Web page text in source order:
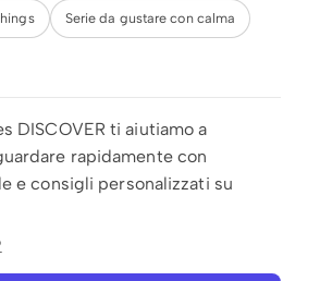
Serie da gustare con calma
DISCOVER ti aiutiamo a
rapidamente con
e consigli personalizzati su